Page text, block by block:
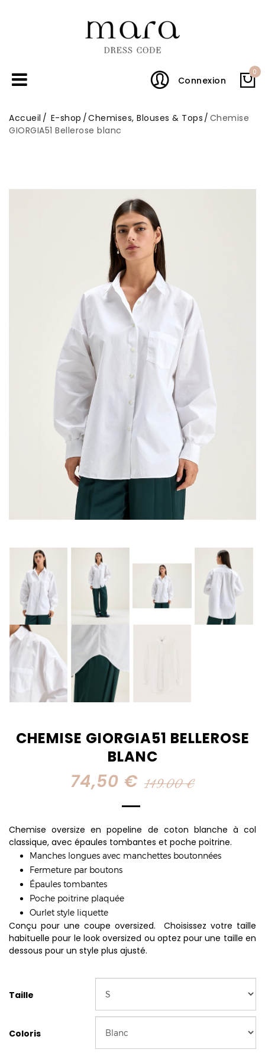
0
Connexion
Accueil E-shop Chemises, Blouses & Tops
Chemise
GIORGIA51 Bellerose blanc
CHEMISE GIORGIA51 BELLEROSE
BLANC
74,50 € 149,00 €
Chemise oversize en popeline de coton blanche à col
classique, avec épaules tombantes et poche poitrine.
Manches longues avec manchettes boutonnées
Fermeture par boutons
Épaules tombantes
Poche poitrine plaquée
Ourlet style liquette
Conçu pour une coupe oversized. Choisissez votre taille
habituelle pour le look oversized ou optez pour une taille en
dessous pour un style plus ajusté.
Taille
Coloris